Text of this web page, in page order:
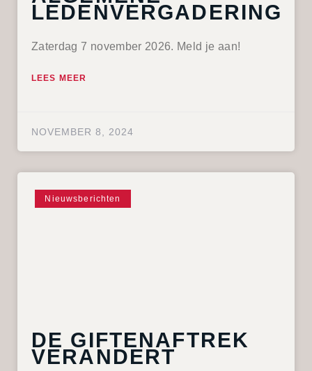
LEDENVERGADERING
Zaterdag 7 november 2026. Meld je aan!
LEES MEER
NOVEMBER 8, 2024
Nieuwsberichten
DE GIFTENAFTREK
VERANDERT